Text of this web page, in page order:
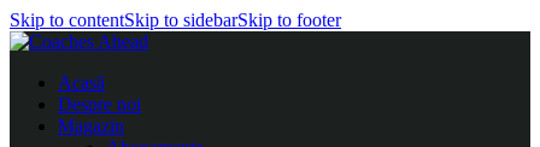
Skip to contentSkip to sidebarSkip to footer
Acasă
Despre noi
Magazin